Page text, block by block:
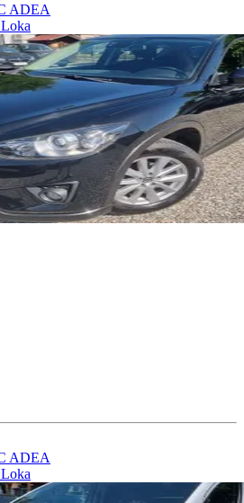
ADEA
ADEA